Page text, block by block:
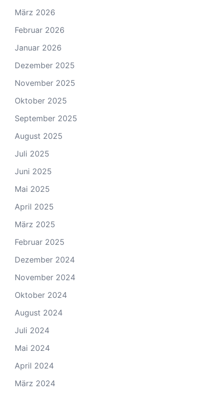
März 2026
Februar 2026
Januar 2026
Dezember 2025
November 2025
Oktober 2025
September 2025
August 2025
Juli 2025
Juni 2025
Mai 2025
April 2025
März 2025
Februar 2025
Dezember 2024
November 2024
Oktober 2024
August 2024
Juli 2024
Mai 2024
April 2024
März 2024